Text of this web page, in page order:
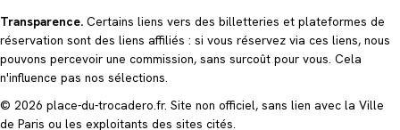
Transparence. Certains liens vers des billetteries et plateformes de
réservation sont des liens affiliés : si vous réservez via ces liens, nous
pouvons percevoir une commission, sans surcoût pour vous. Cela
n'influence pas nos sélections.
© 2026 place-du-trocadero.fr. Site non officiel, sans lien avec la Ville
de Paris ou les exploitants des sites cités.